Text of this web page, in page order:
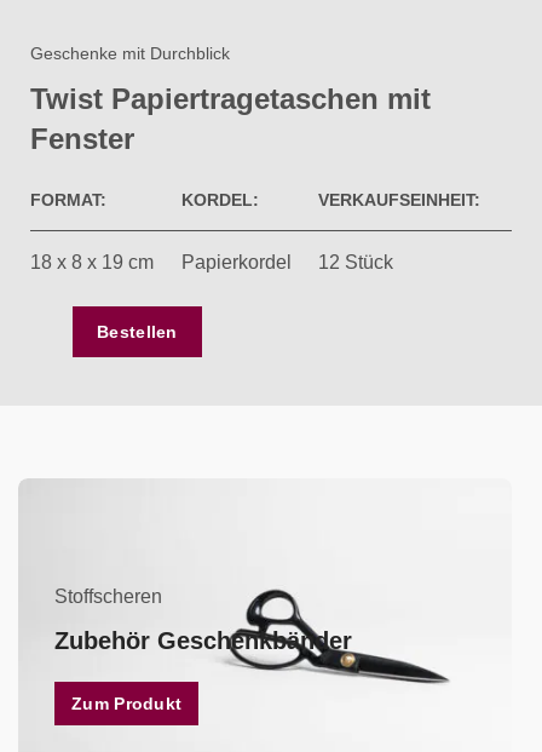
Geschenke mit Durchblick
Twist Papiertragetaschen mit
Fenster​
FORMAT: KORDEL: VERKAUFSEINHEIT:
18 x 8 x 19 cm Papierkordel 12 Stück
Bestellen
Stoffscheren
Zubehör Geschenkbänder
Zum Produkt